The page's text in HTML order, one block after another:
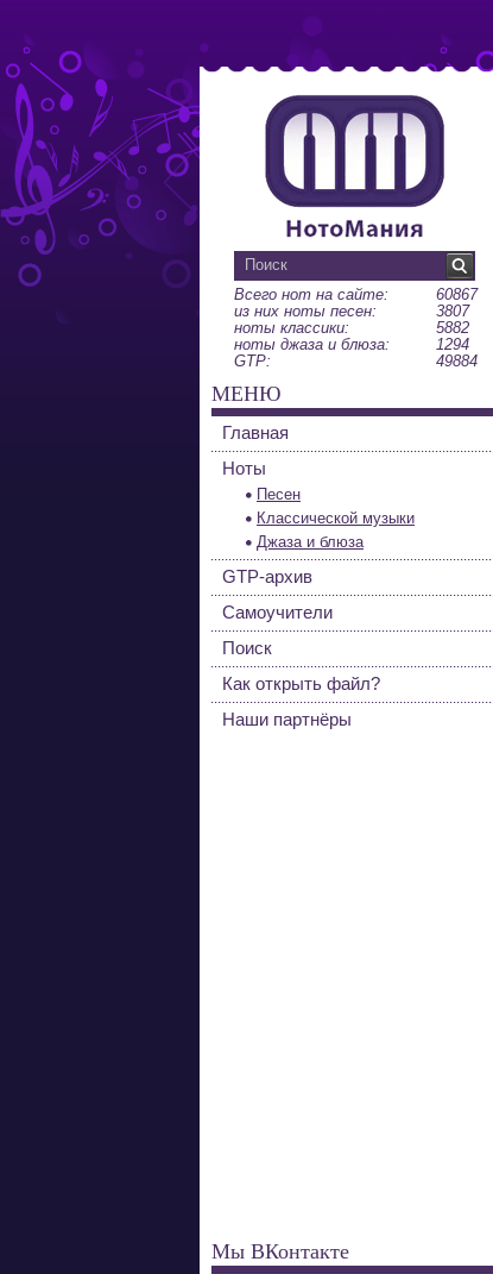
Всего нот на сайте:
60867
из них ноты песен:
3807
ноты классики:
5882
ноты джаза и блюза:
1294
GTP:
49884
МЕНЮ
Главная
Ноты
Песен
Классической музыки
Джаза и блюза
GTP-архив
Самоучители
Поиск
Как открыть файл?
Наши партнёры
Мы ВКонтакте